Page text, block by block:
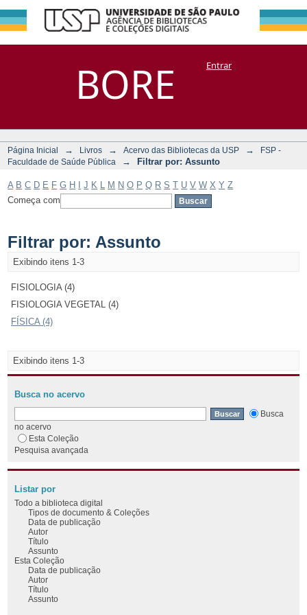
BORE
Filtrar por:
Assunto
DSpace/Manakin + CoriscoEntrar
Página Inicial → Livros → Acervo das Bibliotecas da USP →
FSP -
Faculdade de Saúde Pública
→ Filtrar por: Assunto
A B C D E F G H J K M N O P Q R S T U V W X Y Z
Começa com
Filtrar por: Assunto
Exibindo itens 1-3
FISIOLOGIA (4)
FISIOLOGIA VEGETAL (4)
FÍSICA (4)
Exibindo itens 1-3
Busca no acervo
Busca
no acervo
Esta Coleção
Pesquisa avançada
Listar por
Todo a biblioteca digital
Tipos de documento & Coleções
Data de publicação
Autor
Título
Assunto
Esta Coleção
Data de publicação
Autor
Título
Assunto